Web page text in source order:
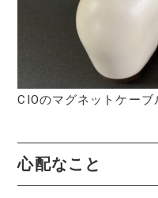
CIOのマグネットケー
心配なこと